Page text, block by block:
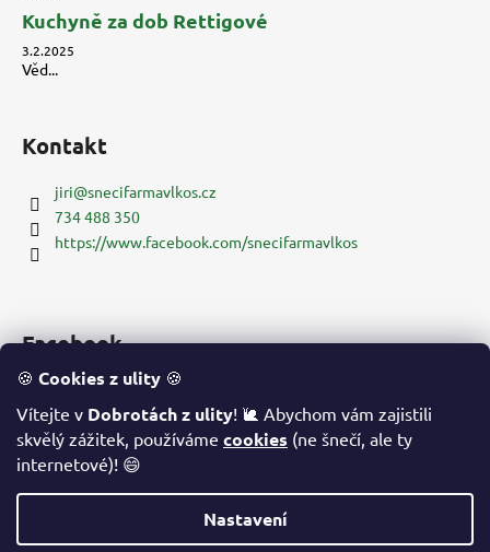
🍪 Cookies z ulity 🍪
Vítejte v Dobrotách z ulity! 🐌 Abychom vám zajistili
skvělý zážitek, používáme cookies (ne šnečí, ale ty
internetové)! 😄
Nastavení
Kuchyně za dob Rettigové
3.2.2025
Věd...
Kontakt
jiri@snecifarmavlkos.cz
734 488 350
https://www.facebook.com/snecifarmavlkos
Facebook